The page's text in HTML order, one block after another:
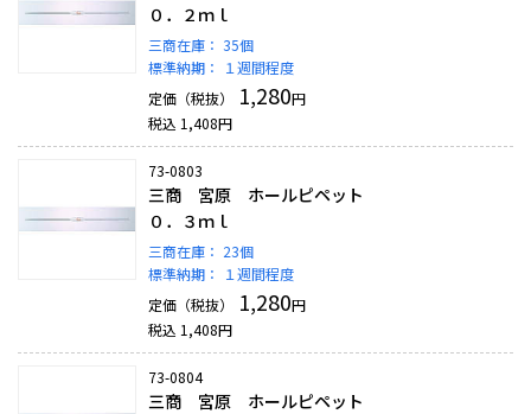
０．２ｍｌ
三商在庫： 35個
標準納期：
１週間程度
定価（税抜）
1,280円
税込 1,408円
73-0803
三商 宮原 ホールピペット
０．３ｍｌ
三商在庫： 23個
標準納期：
１週間程度
定価（税抜）
1,280円
税込 1,408円
73-0804
三商 宮原 ホールピペット